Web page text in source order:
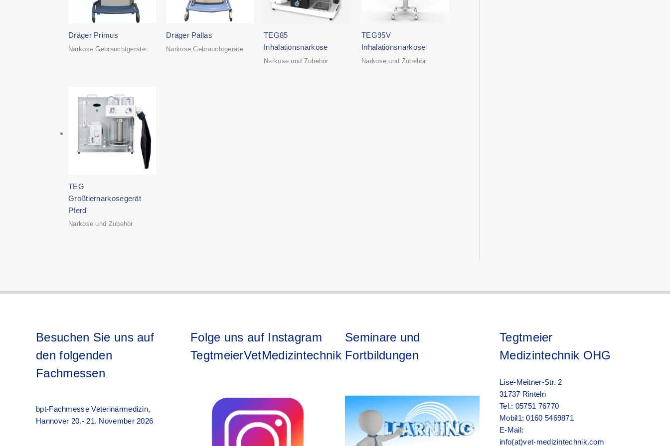
Dräger Primus
Narkose Gebrauchtgeräte
Dräger Pallas
Narkose Gebrauchtgeräte
TEG85
Inhalationsnarkose
Narkose und Zubehör
TEG95V
Inhalationsnarkose
Narkose und Zubehör
TEG
Großtiernarkosegerät
Pferd
Narkose und Zubehör
Besuchen Sie uns auf
den folgenden
Fachmessen
bpt-Fachmesse Veterinärmedizin,
Hannover 20.- 21. November 2026
Folge uns auf Instagram
TegtmeierVetMedizintechnik
Seminare und
Fortbildungen
Tegtmeier
Medizintechnik OHG
Lise-Meitner-Str. 2
31737 Rinteln
Tel.: 05751 76770
Mobil1: 0160 5469871
E-Mail:
info(at)vet-medizintechnik.com